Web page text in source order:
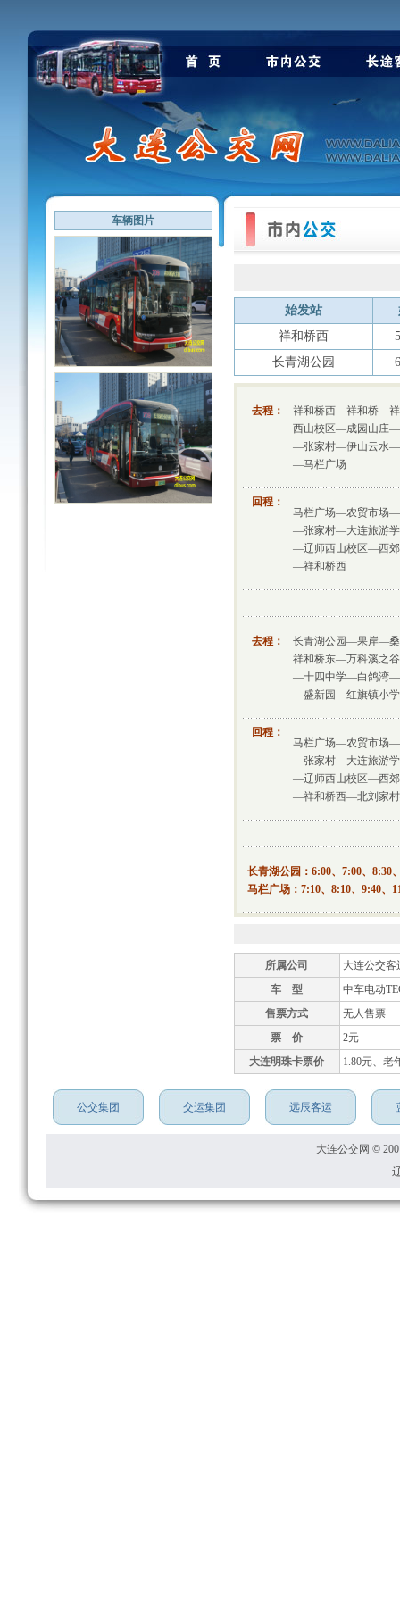
车辆图片
始发站
祥和桥西
长青湖公园
去程：
祥和桥西—祥和桥—
西山校区—成园山庄
—张家村—伊山云水—
—马栏广场
回程：
马栏广场—农贸市场
—张家村—大连旅游
—辽师西山校区—西
—祥和桥西
去程：
长青湖公园—果岸—
祥和桥东—万科溪之
—十四中学—白鸽湾—
—盛新园—红旗镇小
回程：
马栏广场—农贸市场
—张家村—大连旅游
—辽师西山校区—西
—祥和桥西—北刘家
长青湖公园：6:00、7:00、8:30
马栏广场：7:10、8:10、9:40、
所属公司
大连公交客
车 型
中车电动
售票方式
无人售票
票 价
2元
大连明珠卡票价
1.80元、老
公交集团 交运集团 远辰客运
大连公交网 ©